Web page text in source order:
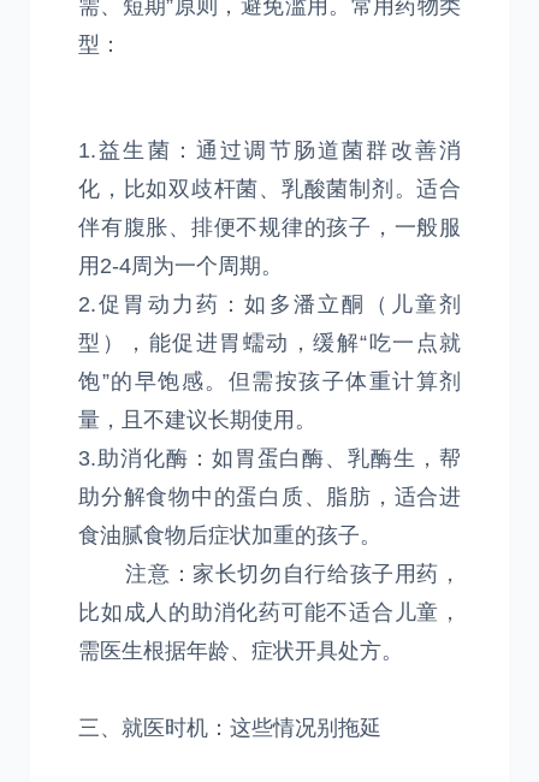
需、短期”原则，避免滥用。常用药物类
型：
1.益生菌：通过调节肠道菌群改善消
化，比如双歧杆菌、乳酸菌制剂。适合
伴有腹胀、排便不规律的孩子，一般服
用2-4周为一个周期。
2.促胃动力药：如多潘立酮（儿童剂
型），能促进胃蠕动，缓解“吃一点就
饱”的早饱感。但需按孩子体重计算剂
量，且不建议长期使用。
3.助消化酶：如胃蛋白酶、乳酶生，帮
助分解食物中的蛋白质、脂肪，适合进
食油腻食物后症状加重的孩子。
注意：家长切勿自行给孩子用药，
比如成人的助消化药可能不适合儿童，
需医生根据年龄、症状开具处方。
三、就医时机：这些情况别拖延